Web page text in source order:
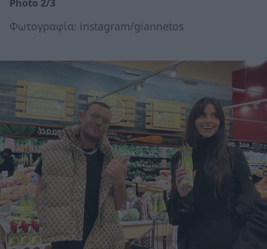
Photo 2/3
Φωτογραφία: instagram/giannetos